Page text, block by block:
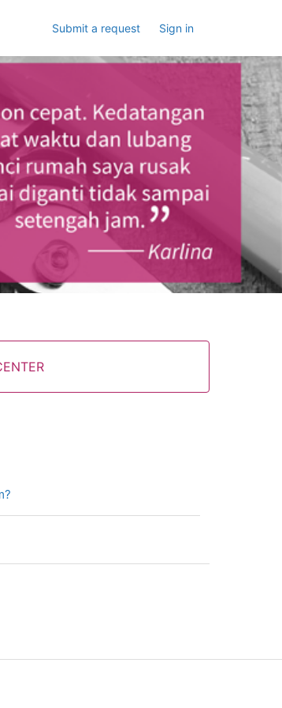
Submit a request Sign in